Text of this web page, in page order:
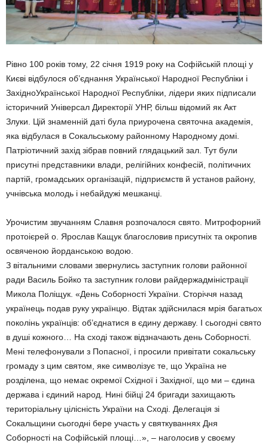
Рівно 100 років тому, 22 січня 1919 року на Софійській площі у
Києві відбулося об’єднання Української Народної Республіки і
ЗахідноУкраїнської Народної Республіки, лідери яких підписали
історичний Універсал Директорії УНР, більш відомий як Акт
Злуки. Цій знаменній даті була приурочена святочна академія,
яка відбулася в Сокальському районному Народному домі.
Патріотичний захід зібрав повний глядацький зал. Тут були
присутні представники влади, релігійних конфесій, політичних
партій, громадських організацій, підприємств й установ району,
учнівська молодь і небайдужі мешканці.
Урочистим звучанням Славня розпочалося свято. Митрофорний
протоієрей о. Ярослав Кащук благословив присутніх та окропив
освяченою йорданською водою.
З вітальними словами звернулись заступник голови районної
ради Василь Бойко та заступник голови райдержадміністрації
Микола Поліщук. «День Соборності України. Сторіччя назад
українець подав руку українцю. Відтак здійснилася мрія багатьох
поколінь українців: об’єднатися в єдину державу. І сьогодні свято
в душі кожного… На сході також відзначають день Соборності.
Мені телефонували з Попасної, і просили привітати сокальську
громаду з цим святом, яке символізує те, що Україна не
розділена, що немає окремої Східної і Західної, що ми – єдина
держава і єдиний народ. Нині бійці 24 бригади захищають
територіальну цілісність України на Сході. Делегація зі
Сокальщини сьогодні бере участь у святкуваннях Дня
Соборності на Софійській площі…», – наголосив у своєму